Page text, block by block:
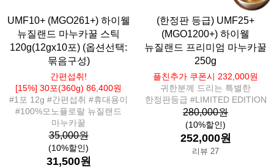
UMF10+ (MGO261+) 하이웰
뉴질랜드 마누카꿀 스틱
120g(12gx10포) (옵션선택:
묶음구성)
간편섭취!
[15%] 30포(360g) 86,400원
#1포 12g #간편섭취 #휴대용이
#100%모노플로랄 뉴질랜드
마누카꿀
35,000원
(10%할인)
31,500원
(한정판 등급) UMF25+
(MGO1200+) 하이웰
뉴질랜드 프리미엄 마누카꿀
250g
플친추가 쿠폰시 232,000원
귀한분께 드리는 특별한
한정판등급 #LIMITED EDITION
280,000원
(10%할인)
252,000원
리뷰 27